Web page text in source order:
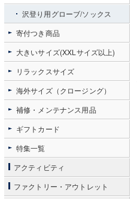
沢登り用グローブ/ソックス
寄付つき商品
大きいサイズ(XXLサイズ以上)
リラックスサイズ
海外サイズ（クロージング）
補修・メンテナンス用品
ギフトカード
特集一覧
アクティビティ
ファクトリー・アウトレット